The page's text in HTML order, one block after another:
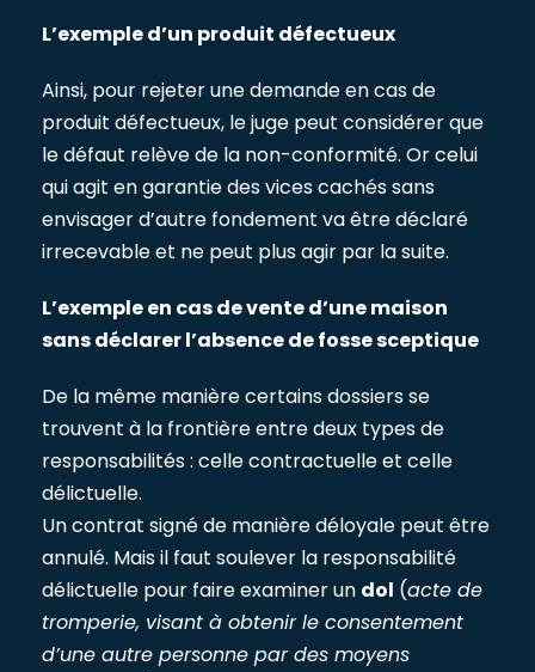
L’exemple d’un produit défectueux
Ainsi, pour rejeter une demande en cas de
produit défectueux, le juge peut considérer que
le défaut relève de la non-conformité. Or celui
qui agit en garantie des vices cachés sans
envisager d’autre fondement va être déclaré
irrecevable et ne peut plus agir par la suite.
L’exemple en cas de vente d’une maison
sans déclarer l’absence de fosse sceptique
De la même manière certains dossiers se
trouvent à la frontière entre deux types de
responsabilités : celle contractuelle et celle
délictuelle.
Un contrat signé de manière déloyale peut être
annulé. Mais il faut soulever la responsabilité
délictuelle pour faire examiner un dol (acte de
tromperie, visant à obtenir le consentement
d’une autre personne par des moyens